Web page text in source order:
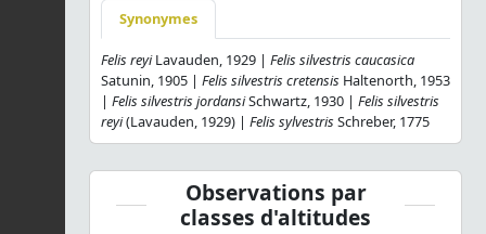
Synonymes
Felis reyiLavauden, 1929 | Felis silvestris caucasica
Satunin, 1905 | Felis silvestris cretensis Haltenorth, 1953
| Felis silvestris jordansiSchwartz, 1930 | Felis silvestris
reyi(Lavauden, 1929) | Felis sylvestris Schreber, 1775
Observations par
classes d'altitudes